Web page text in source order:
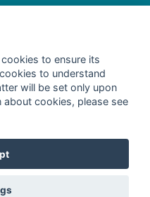
to ensure its
to understand
will be set only upon
cookies, please see